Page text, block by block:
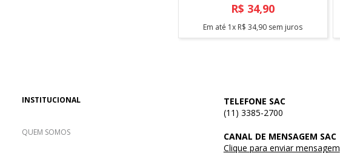
R$ 34,90
Em até 1x R$ 34,90 sem juros
INSTITUCIONAL
QUEM SOMOS
TELEFONE SAC
(11) 3385-2700
CANAL DE MENSAGEM SAC
Clique para enviar mensagem